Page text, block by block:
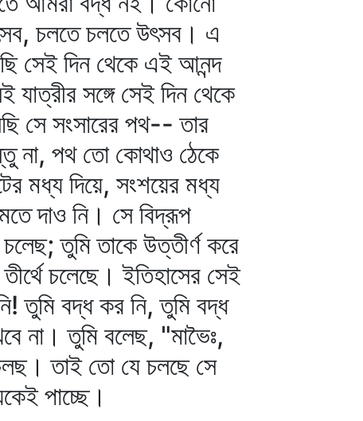
চলতে চলতে উৎসব। এ
সেই দিন থেকে এই আনন্দ
সঙ্গে সেই দিন থেকে
সে সংসারের পথ-- তার
না, পথ তো কোথাও ঠেকে
মধ্য দিয়ে, সংশয়ের মধ্য
দাও নি। সে বিদ্রূপ
তুমি তাকে উত্তীর্ণ করে
চলেছে। ইতিহাসের সেই
তুমি বদ্ধ কর নি, তুমি বদ্ধ
না। তুমি বলেছ, "মাভৈঃ,
তাই তো যে চলছে সে
পাচ্ছে।